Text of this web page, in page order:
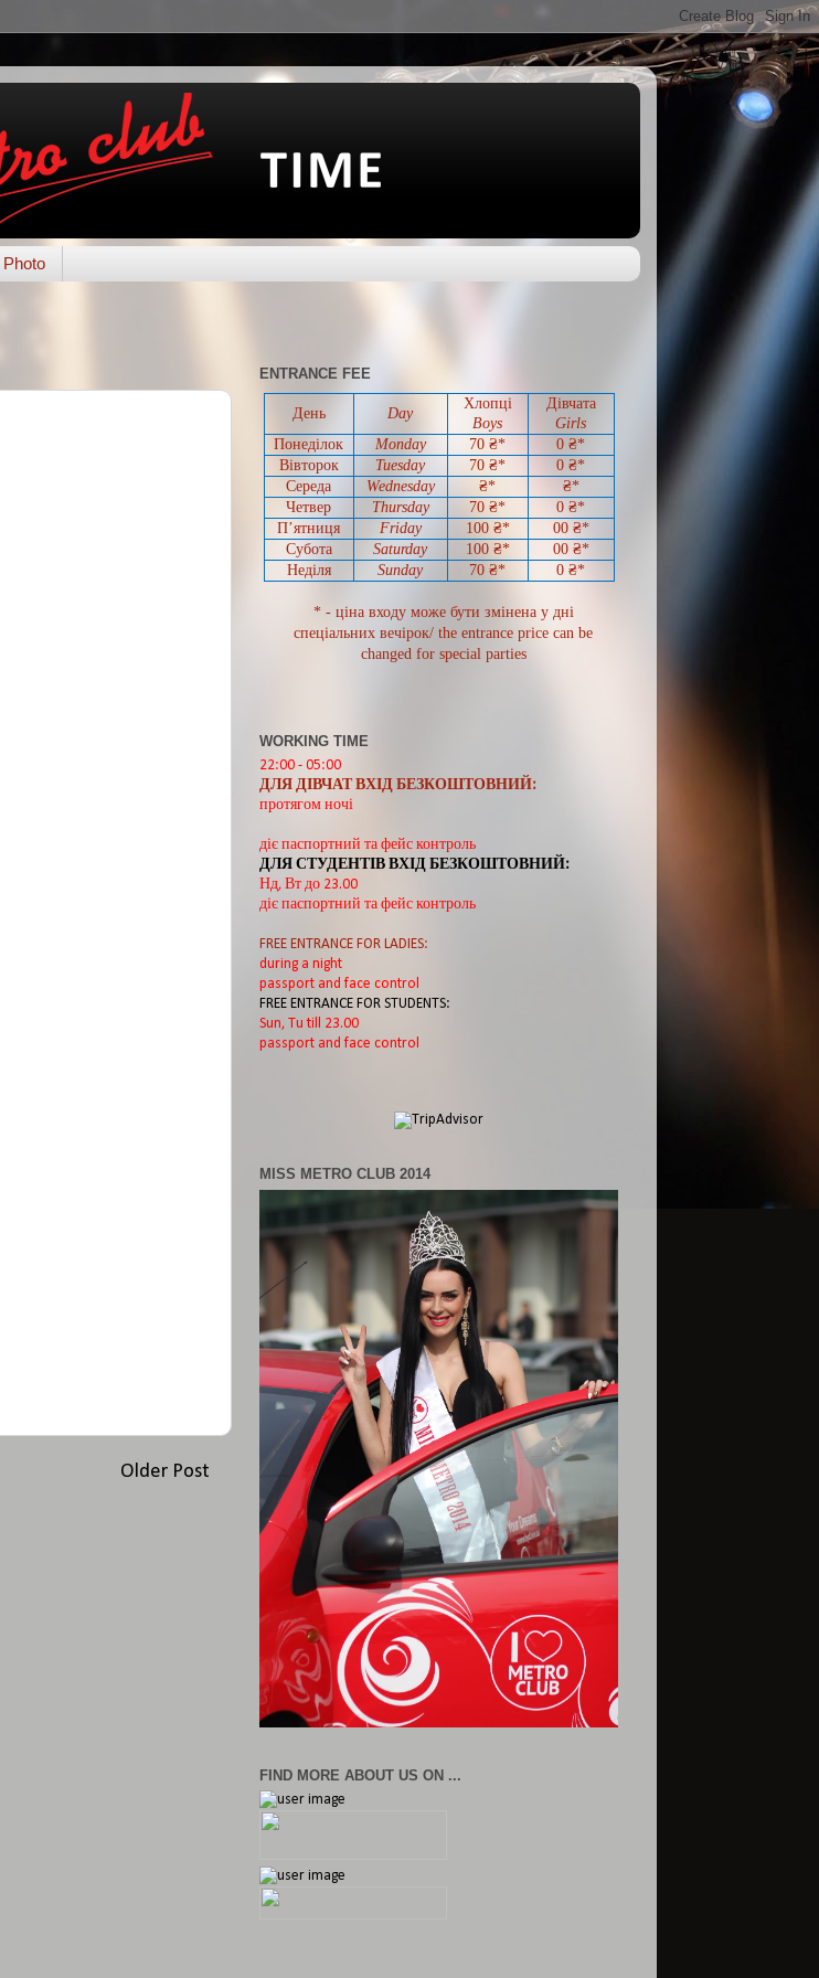
Photo
Older Post
ENTRANCE FEE
День Day
Хлопці
Boys
Дівчата
Girls
Понеділок
Monday 70 ₴* 0 ₴*
Вівторок
Tuesday 70 ₴* 0 ₴*
Середа
Wednesday ₴*
₴*
Четвер
Thursday 70 ₴* 0 ₴*
П’ятниця
Friday 100 ₴* 00₴*
Субота
Saturday 100 ₴* 00₴*
Неділя
Sunday 70 ₴* 0 ₴*
* - ціна входу може бути змінена у дні
спеціальних вечірок/ the entrance price can be
changed for special parties
WORKING TIME
22:00 - 05:00
ДЛЯ ДІВЧАТ ВХІД БЕЗКОШТОВНИЙ:
протягом ночі
діє паспортний та фейс контроль
ДЛЯ СТУДЕНТІВ ВХІД БЕЗКОШТОВНИЙ:
Нд, Вт до 23.00
діє паспортний та фейс контроль
FREE ENTRANCE FOR LADIES:
during a night
passport and face control
FREE ENTRANCE FOR STUDENTS:
Sun, Tu till 23.00
passport and face control
MISS METRO CLUB 2014
FIND MORE ABOUT US ON ...